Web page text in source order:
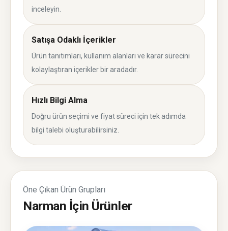
inceleyin.
Satışa Odaklı İçerikler
Ürün tanıtımları, kullanım alanları ve karar sürecini
kolaylaştıran içerikler bir aradadır.
Hızlı Bilgi Alma
Doğru ürün seçimi ve fiyat süreci için tek adımda
bilgi talebi oluşturabilirsiniz.
Öne Çıkan Ürün Grupları
Narman İçin Ürünler